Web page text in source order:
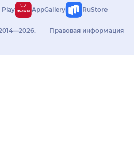
Play AppGallery RuStore
Правовая информация